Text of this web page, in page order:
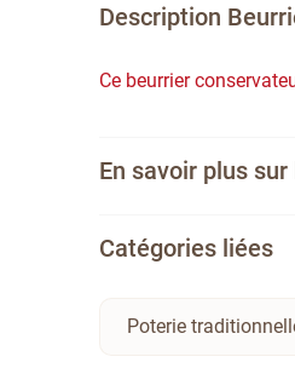
Description
Ce beurrier
En savoir plus
Catégories liées
Poterie